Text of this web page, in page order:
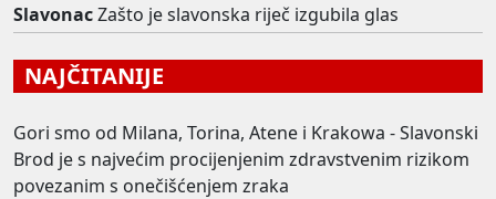
SlavonacZašto je slavonska riječ izgubila glas
NAJČITANIJE
Gori smo od Milana, Torina, Atene i Krakowa - Slavonski
Brod je s najvećim procijenjenim zdravstvenim rizikom
povezanim s onečišćenjem zraka